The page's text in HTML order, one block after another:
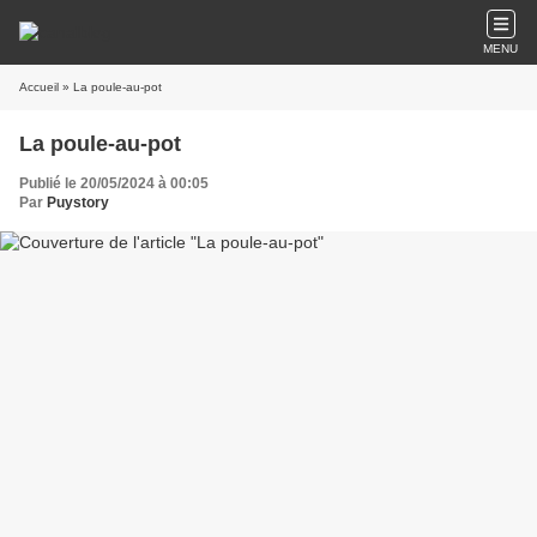
MENU
Accueil » La poule-au-pot
La poule-au-pot
Publié le 20/05/2024 à 00:05
Par Puystory